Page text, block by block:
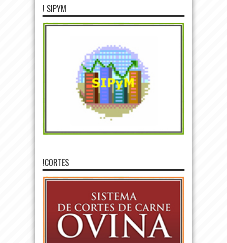
! SIPYM
!CORTES